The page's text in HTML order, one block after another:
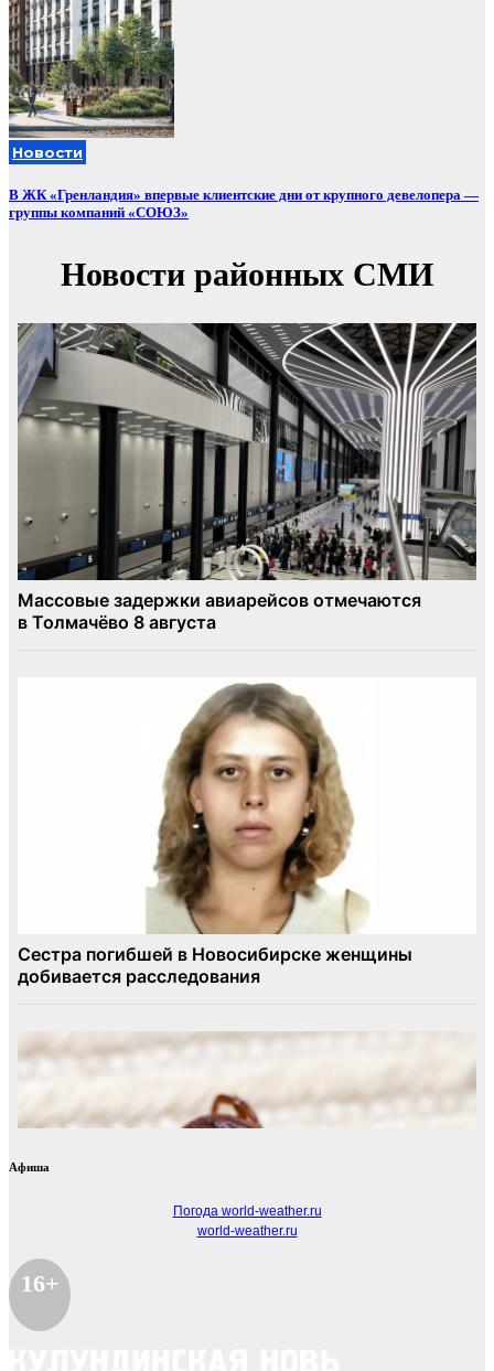
Новости
В ЖК «Гренландия» впервые клиентские дни от крупного девелопера —
группы компаний «СОЮЗ»
Афиша
Погода world-weather.ru
world-weather.ru
16+